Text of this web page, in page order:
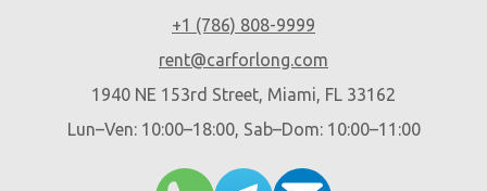
+1 (786) 808-9999
rent@carforlong.com
1940 NE 153rd Street, Miami, FL 33162
Lun–Ven: 10:00–18:00, Sab–Dom: 10:00–11:00